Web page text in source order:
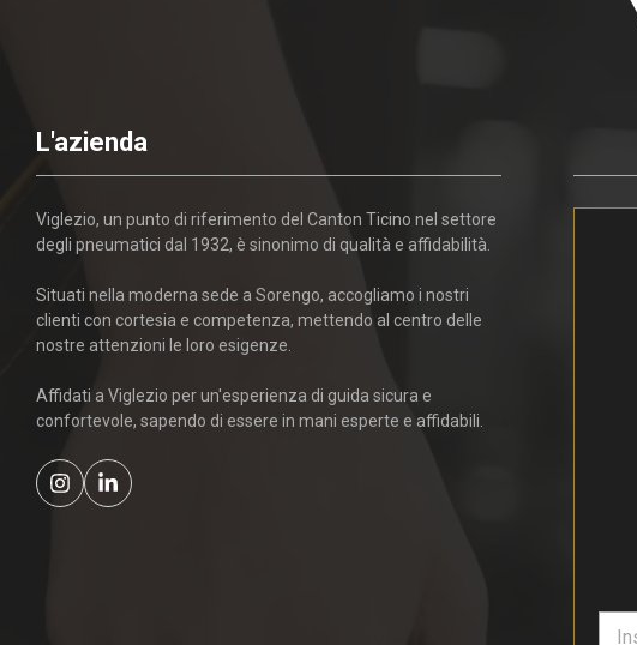
L'azienda
Viglezio, un punto di riferimento del Canton Ticino nel settore
degli pneumatici dal 1932, è sinonimo di qualità e affidabilità.
Situati nella moderna sede a Sorengo, accogliamo i nostri
clienti con cortesia e competenza, mettendo al centro delle
nostre attenzioni le loro esigenze.
Affidati a Viglezio per un'esperienza di guida sicura e
confortevole, sapendo di essere in mani esperte e affidabili.